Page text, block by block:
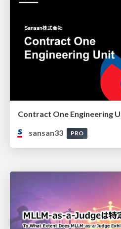
Contract One Engineering
sansan33
PRO